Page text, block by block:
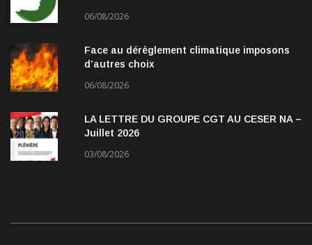
06/08/2026
Face au dérèglement climatique imposons
d’autres choix
06/08/2026
LA LETTRE DU GROUPE CGT AU CESER NA –
Juillet 2026
03/08/2026